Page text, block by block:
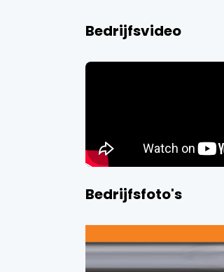
Bedrijfsvideo
Bedrijfsfoto's